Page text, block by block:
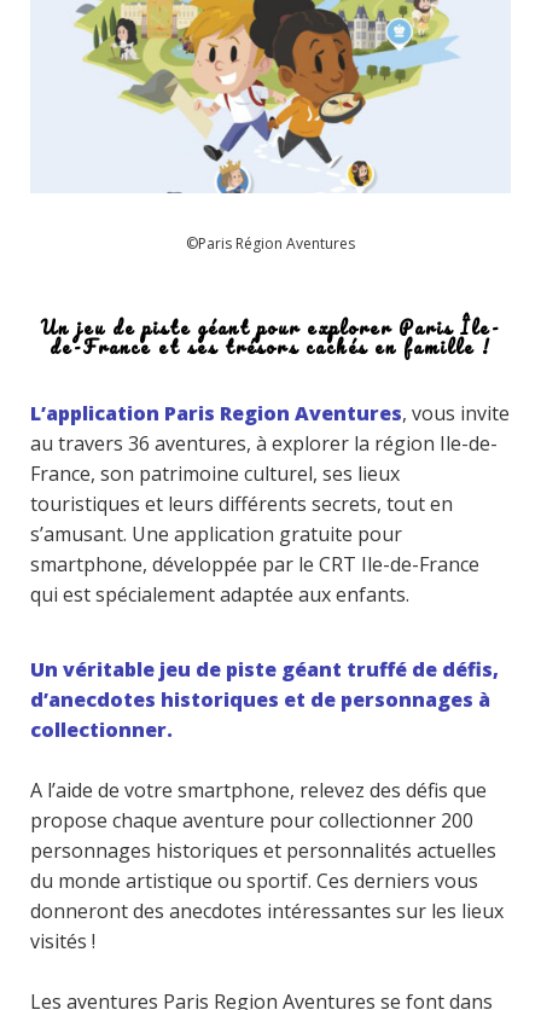
©Paris Région Aventures
Un jeu de piste géant pour explorer Paris Île-
de-France et ses trésors cachés en famille !
L’application Paris Region Aventures, vous invite
au travers 36 aventures, à explorer la région Ile-de-
France, son patrimoine culturel, ses lieux
touristiques et leurs différents secrets, tout en
s’amusant. Une application gratuite pour
smartphone, développée par le CRT Ile-de-France
qui est spécialement adaptée aux enfants.
Un véritable jeu de piste géant truffé de défis,
d’anecdotes historiques et de personnages à
collectionner.
A l’aide de votre smartphone, relevez des défis que
propose chaque aventure pour collectionner 200
personnages historiques et personnalités actuelles
du monde artistique ou sportif. Ces derniers vous
donneront des anecdotes intéressantes sur les lieux
visités !
Les aventures Paris Region Aventures se font dans